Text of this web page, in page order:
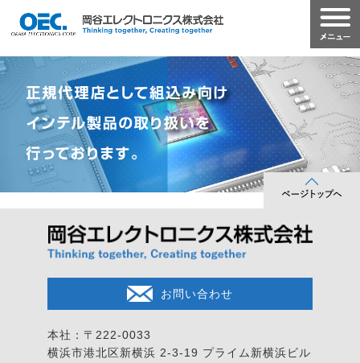
お問い合わせ
本社：〒222-0033
横浜市港北区新横浜 2-3-19 プライム新横浜ビル